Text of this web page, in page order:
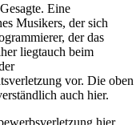
Eine
Musikers, der sich
der das
liegtauch beim
vor. Die oben
auch hier.
hier